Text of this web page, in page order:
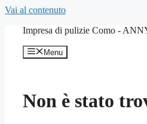
Vai al contenuto
Impresa di pulizie Como -
Menu
Non è stato